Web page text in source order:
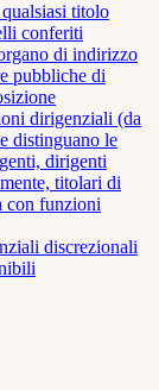
titolo
conferiti
di indirizzo
pubbliche di
dirigenziali (da
distinguano le
dirigenti
titolari di
con funzioni
discrezionali